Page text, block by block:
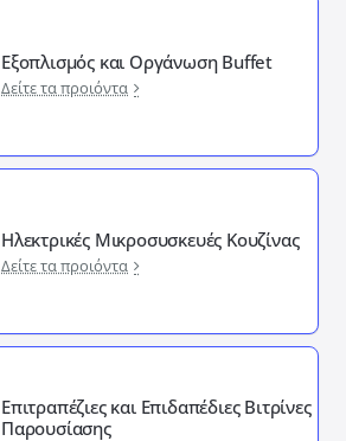
Εξοπλισμός και Οργάνωση Buffet
Δείτε τα προιόντα
Ηλεκτρικές Μικροσυσκευές Κουζίνας
Δείτε τα προιόντα
Επιτραπέζιες και Επιδαπέδιες Βιτρίνες
Παρουσίασης